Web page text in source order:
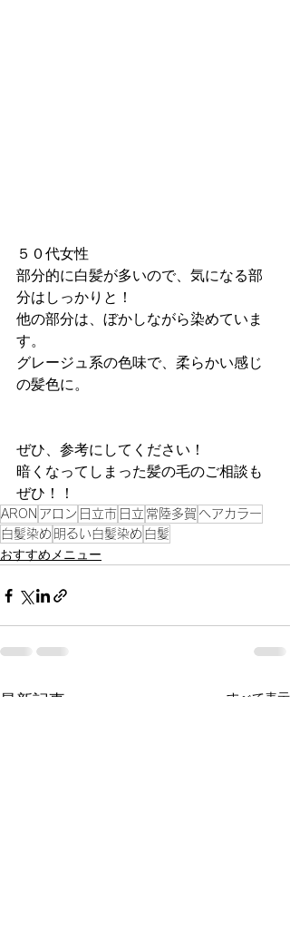
５０代女性
部分的に白髪が多いので、気になる部
分はしっかりと！
他の部分は、ぼかしながら染めていま
す。
グレージュ系の色味で、柔らかい感じ
の髪色に。
ぜひ、参考にしてください！
暗くなってしまった髪の毛のご相談も
ぜひ！！
ARON アロン 日立市 日立 常陸多賀 ヘアカラー
白髪染め 明るい白髪染め 白髪
おすすめメニュー
最新記事 すべて表示